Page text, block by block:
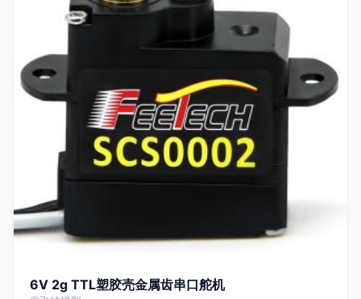
6V 2g TTL塑胶壳金属齿串口舵机